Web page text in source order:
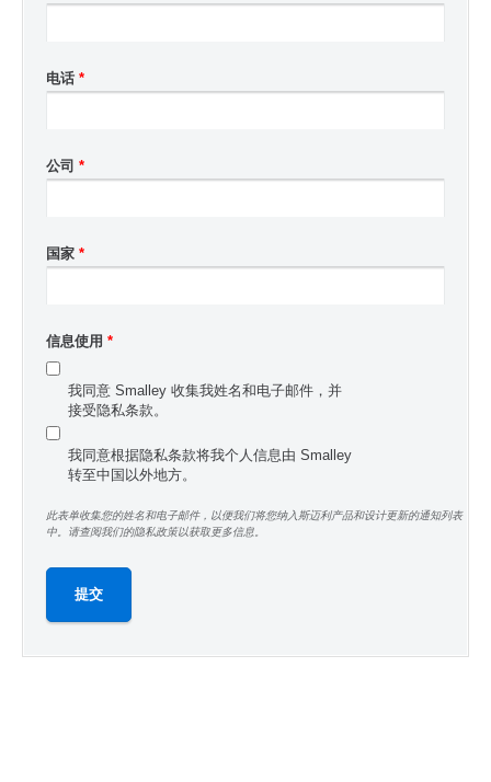
电话 *
公司 *
国家 *
信息使用 *
我同意 Smalley 收集我姓名和电子邮件，并
接受隐私条款。
我同意根据隐私条款将我个人信息由 Smalley
转至中国以外地方。
此表单收集您的姓名和电子邮件，以便我们将您纳入斯迈利产品和设计更新的通知列表
中。请查阅我们的隐私政策以获取更多信息。